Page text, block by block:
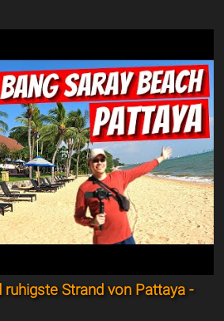
ruhigste Strand von Pattaya -